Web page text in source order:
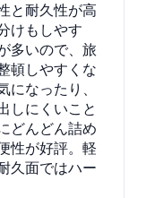
と耐久性が高
けもしやす
多いので、旅
頓しやすくな
なったり、
しにくいこと
どんどん詰め
性が好評。軽
久面ではハー